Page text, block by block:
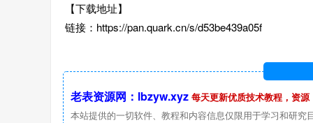
【下载地址】
链接：https://pan.quark.cn/s/d53be439a05f
老表资源网：lbzyw.xyz 每天更新优质技术教程，资
本站提供的一切软件、教程和内容信息仅限用于学习和研